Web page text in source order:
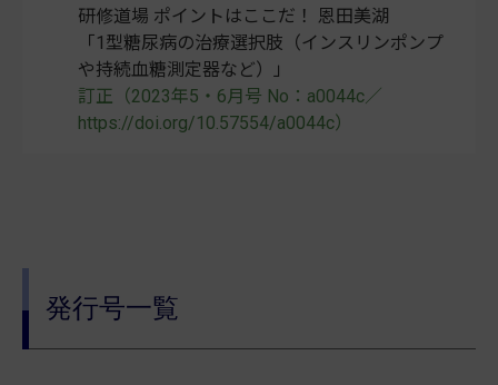
研修道場 ポイントはここだ！ 恩田美湖
「1型糖尿病の治療選択肢（インスリンポンプ
や持続血糖測定器など）」
訂正（2023年5・6月号 No：a0044c／
https://doi.org/10.57554/a0044c）
発行号一覧